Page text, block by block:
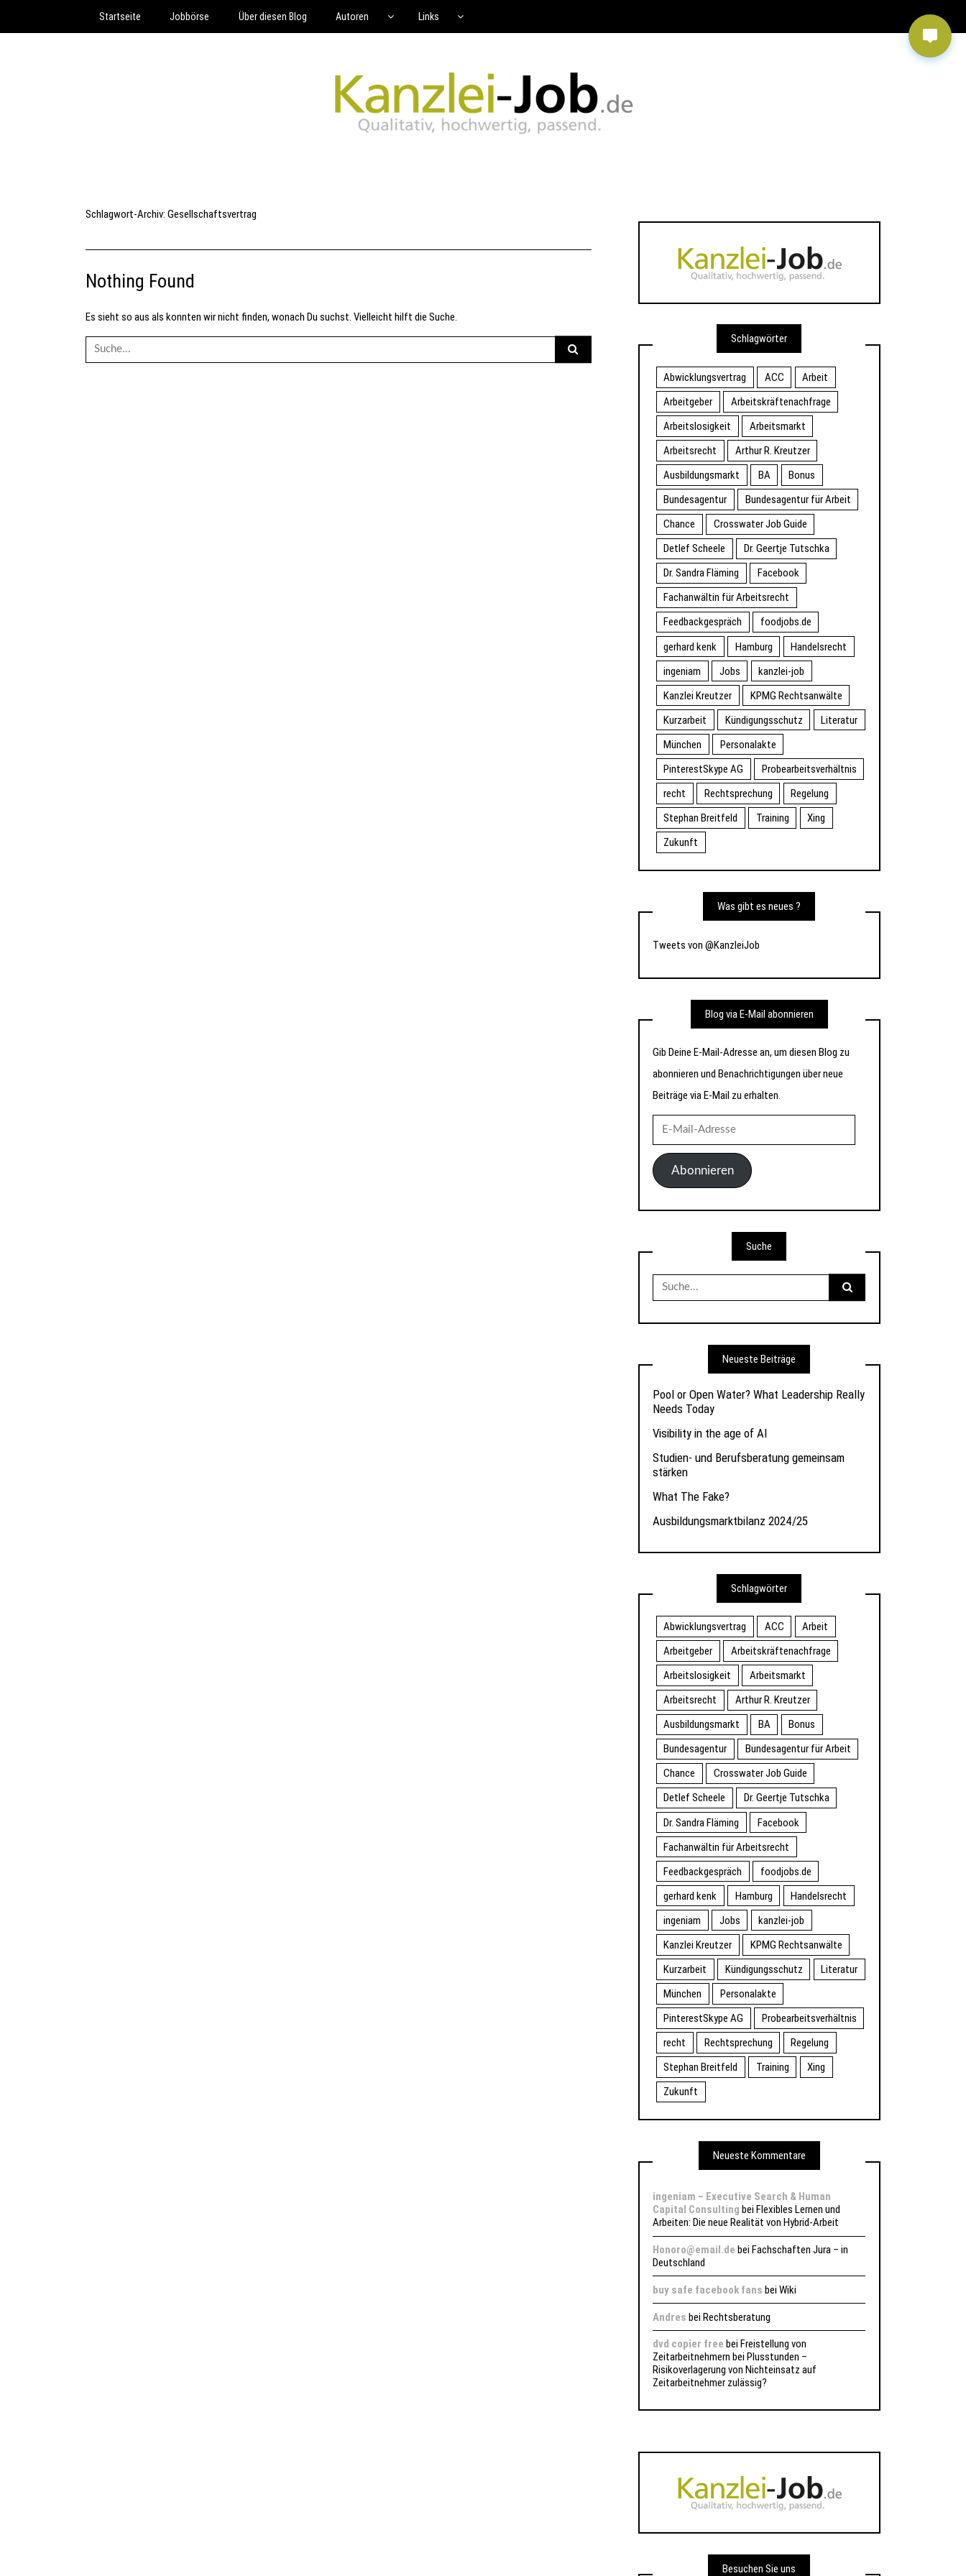
Startseite Jobbörse Über diesen Blog Autoren Links
Schlagwort-Archiv: Gesellschaftsvertrag
Nothing Found
Es sieht so aus als konnten wir nicht finden, wonach Du suchst. Vielleicht hilft die Suche.
Suche
nach:
Schlagwörter
Abwicklungsvertrag ACC
Arbeit
Arbeitgeber
Arbeitskräftenachfrage
Arbeitslosigkeit
Arbeitsmarkt
Arbeitsrecht
Arthur R. Kreutzer
Ausbildungsmarkt
BA
Bonus
Bundesagentur
Bundesagentur für Arbeit
Chance
Crosswater Job Guide
Detlef Scheele
Dr. Geertje Tutschka
Dr. Sandra Fläming
Facebook
Fachanwältin für Arbeitsrecht
Feedbackgespräch
foodjobs.de
gerhard kenk
Hamburg
Handelsrecht
ingeniam
Jobs
kanzlei-job
Kanzlei Kreutzer
KPMG Rechtsanwälte
Kurzarbeit
Kündigungsschutz
Literatur
München
Personalakte
PinterestSkype AG
Probearbeitsverhältnis
recht
Rechtsprechung
Regelung
Stephan Breitfeld
Training
Xing
Zukunft
Was gibt es neues ?
Tweets von @KanzleiJob
Blog via E-Mail abonnieren
Gib Deine E-Mail-Adresse an, um diesen Blog zu
abonnieren und Benachrichtigungen über neue
Beiträge via E-Mail zu erhalten.
Mail-
AdresseAbonnieren
Suche
Suche
nach:
Neueste Beiträge
Pool or Open Water? What Leadership Really
Needs Today
Visibility in the age of AI
Studien- und Berufsberatung gemeinsam
stärken
What The Fake?
Ausbildungsmarktbilanz 2024/25
Schlagwörter
Abwicklungsvertrag ACC
Arbeit
Arbeitgeber
Arbeitskräftenachfrage
Arbeitslosigkeit
Arbeitsmarkt
Arbeitsrecht
Arthur R. Kreutzer
Ausbildungsmarkt
BA
Bonus
Bundesagentur
Bundesagentur für Arbeit
Chance
Crosswater Job Guide
Detlef Scheele
Dr. Geertje Tutschka
Dr. Sandra Fläming
Facebook
Fachanwältin für Arbeitsrecht
Feedbackgespräch
foodjobs.de
gerhard kenk
Hamburg
Handelsrecht
ingeniam
Jobs
kanzlei-job
Kanzlei Kreutzer
KPMG Rechtsanwälte
Kurzarbeit
Kündigungsschutz
Literatur
München
Personalakte
PinterestSkype AG
Probearbeitsverhältnis
recht
Rechtsprechung
Regelung
Stephan Breitfeld
Training
Xing
Zukunft
Neueste Kommentare
ingeniam – Executive Search & Human
Capital Consulting bei Flexibles Lernen und
Arbeiten: Die neue Realität von Hybrid-Arbeit
Honoro@email.de beiFachschaften Jura – in
Deutschland
buy safe facebook fans beiWiki
Andres beiRechtsberatung
dvd copier free bei Freistellung von
Zeitarbeitnehmern bei Plusstunden –
Risikoverlagerung von Nichteinsatz auf
Zeitarbeitnehmer zulässig?
Besuchen Sie uns